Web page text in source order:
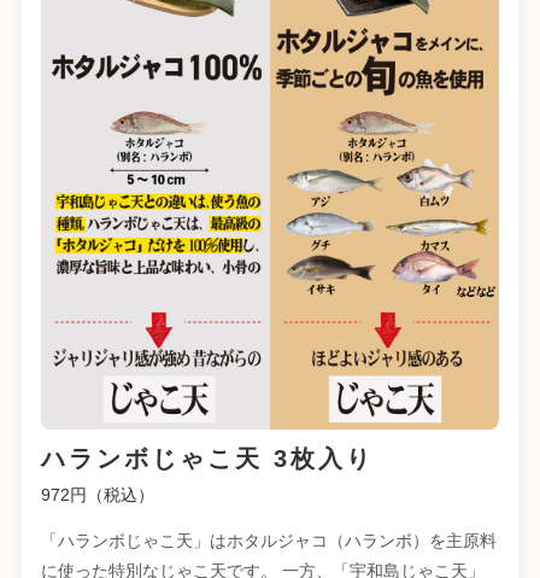
ハランボじゃこ天 3枚入り
972円（税込）
「ハランボじゃこ天」はホタルジャコ（ハランボ）を主原料
に使った特別なじゃこ天です。 一方、「宇和島じゃこ天」